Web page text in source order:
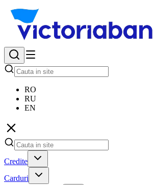
RO
RU
EN
Credite
Carduri